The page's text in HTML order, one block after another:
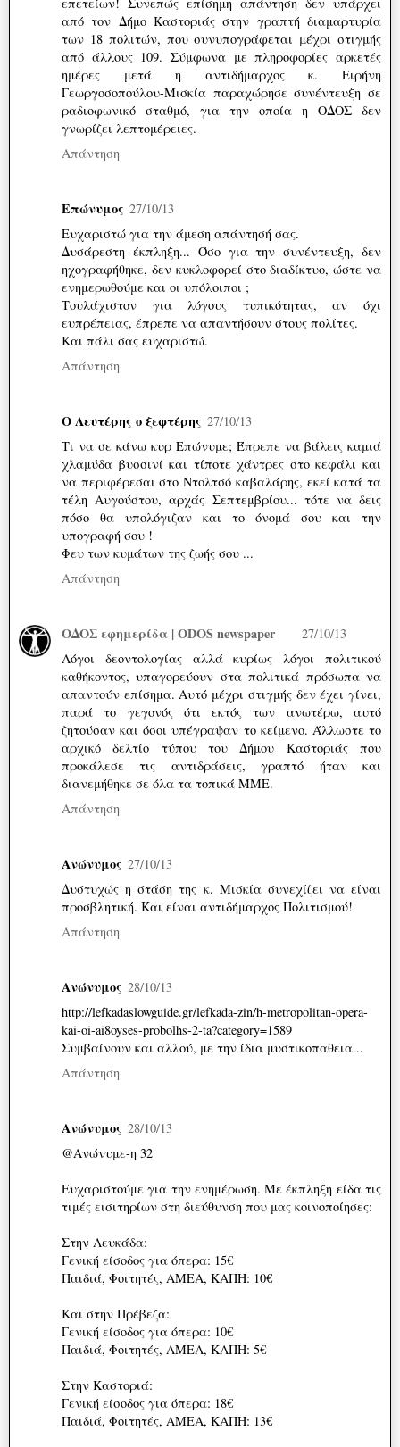
από τον Δήμο Καστοριάς στην γραπτή διαμαρτυρία
των 18 πολιτών, που συνυπογράφεται μέχρι στιγμής
από άλλους 109. Σύμφωνα με πληροφορίες αρκετές
ημέρες μετά η αντιδήμαρχος κ. Ειρήνη
Γεωργοσοπούλου-Μισκία παραχώρησε συνέντευξη σε
ραδιοφωνικό σταθμό, για την οποία η ΟΔΟΣ δεν
γνωρίζει λεπτομέρειες.
Απάντηση
Επώνυμος 27/10/13
Ευχαριστώ για την άμεση απάντησή σας.
Δυσάρεστη έκπληξη... Όσο για την συνέντευξη, δεν
ηχογραφήθηκε, δεν κυκλοφορεί στο διαδίκτυο, ώστε να
ενημερωθούμε και οι υπόλοιποι ;
Τουλάχιστον για λόγους τυπικότητας, αν όχι
ευπρέπειας, έπρεπε να απαντήσουν στους πολίτες.
Και πάλι σας ευχαριστώ.
Απάντηση
Ο Λευτέρης ο ξεφτέρης 27/10/13
Τι να σε κάνω κυρ Επώνυμε; Έπρεπε να βάλεις καμιά
χλαμύδα βυσσινί και τίποτε χάντρες στο κεφάλι και
να περιφέρεσαι στο Ντολτσό καβαλάρης, εκεί κατά τα
τέλη Αυγούστου, αρχάς Σεπτεμβρίου... τότε να δεις
πόσο θα υπολόγιζαν και το όνομά σου και την
υπογραφή σου !
Φευ των κυμάτων της ζωής σου ...
Απάντηση
ΟΔΟΣ εφημερίδα | ODOS newspaper
27/10/13
Λόγοι δεοντολογίας αλλά κυρίως λόγοι πολιτικού
καθήκοντος, υπαγορεύουν στα πολιτικά πρόσωπα να
απαντούν επίσημα. Αυτό μέχρι στιγμής δεν έχει γίνει,
παρά το γεγονός ότι εκτός των ανωτέρω, αυτό
ζητούσαν και όσοι υπέγραψαν το κείμενο. Άλλωστε το
αρχικό δελτίο τύπου του Δήμου Καστοριάς που
προκάλεσε τις αντιδράσεις, γραπτό ήταν και
διανεμήθηκε σε όλα τα τοπικά ΜΜΕ.
Απάντηση
Ανώνυμος 27/10/13
Δυστυχώς η στάση της κ. Μισκία συνεχίζει να είναι
προσβλητική. Και είναι αντιδήμαρχος Πολιτισμού!
Απάντηση
Ανώνυμος 28/10/13
http://lefkadaslowguide.gr/lefkada-zin/h-metropolitan-opera-
kai-oi-ai8oyses-probolhs-2-ta?category=1589
Συμβαίνουν και αλλού, με την ίδια μυστικοπαθεια...
Απάντηση
Ανώνυμος 28/10/13
@Ανώνυμε-η 32
Ευχαριστούμε για την ενημέρωση. Με έκπληξη είδα τις
τιμές εισιτηρίων στη διεύθυνση που μας κοινοποίησες:
Στην Λευκάδα:
Γενική είσοδος για όπερα: 15€
Παιδιά, Φοιτητές, ΑΜΕΑ, ΚΑΠΗ: 10€
Και στην Πρέβεζα:
Γενική είσοδος για όπερα: 10€
Παιδιά, Φοιτητές, ΑΜΕΑ, ΚΑΠΗ: 5€
Στην Καστοριά:
Γενική είσοδος για όπερα: 18€
Παιδιά, Φοιτητές, ΑΜΕΑ, ΚΑΠΗ: 13€